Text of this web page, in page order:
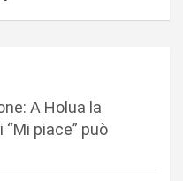
A Holua la
“Mi piace” può